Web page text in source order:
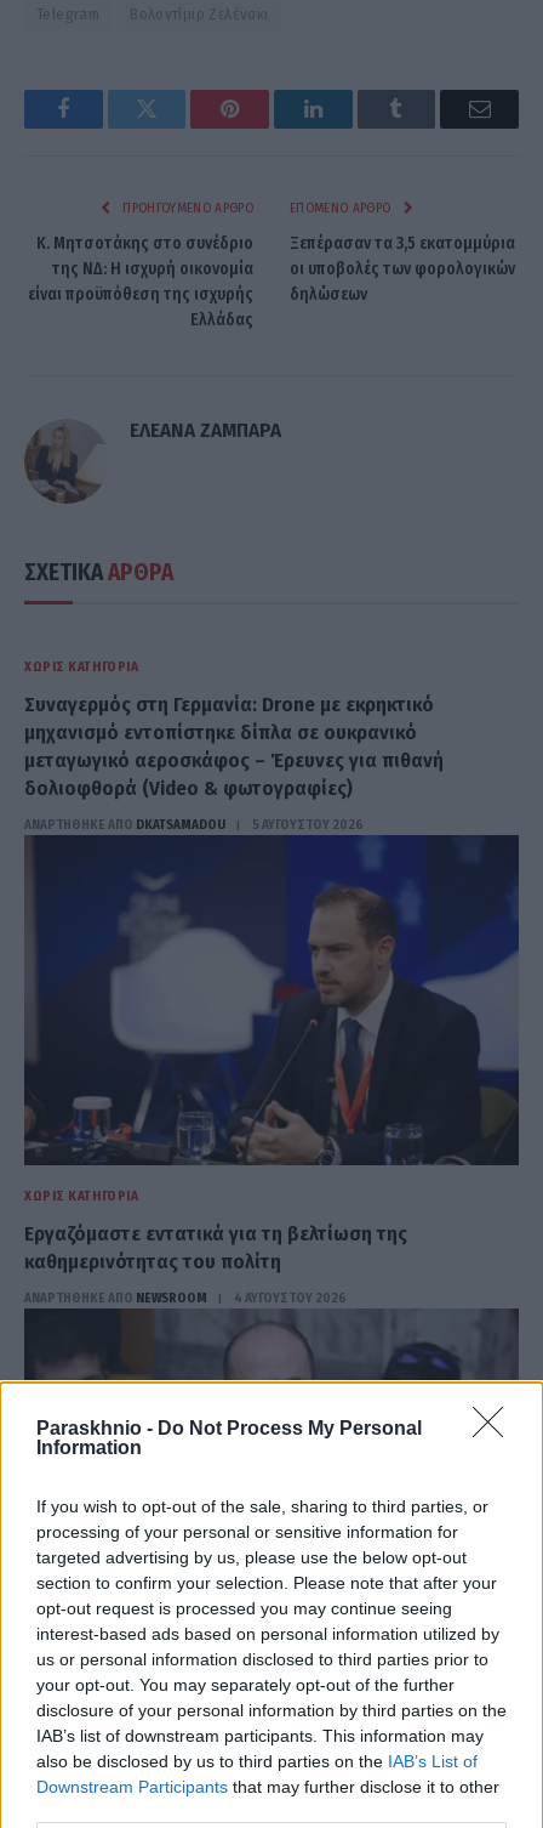
Paraskhnio - Do Not Process My Personal
Information
If you wish to opt-out of the sale, sharing to third parties, or
processing of your personal or sensitive information for
targeted advertising by us, please use the below opt-out
section to confirm your selection. Please note that after your
opt-out request is processed you may continue seeing
interest-based ads based on personal information utilized by
us or personal information disclosed to third parties prior to
your opt-out. You may separately opt-out of the further
disclosure of your personal information by third parties on the
IAB’s list of downstream participants. This information may
also be disclosed by us to third parties on the IAB’s List of
Downstream Participants that may further disclose it to other
Telegram Βολοντίμιρ Ζελένσκι
FacebookTwitter Pinterest LinkedInTumblr Email
ΠΡΟΗΓΟΎΜΕΝΟ ΆΡΘΡΟ
Κ. Μητσοτάκης στο συνέδριο
της ΝΔ: Η ισχυρή οικονομία
είναι προϋπόθεση της ισχυρής
Ελλάδας
ΕΠΌΜΕΝΟ ΆΡΘΡΟ
Ξεπέρασαν τα 3,5 εκατομμύρια
οι υποβολές των φορολογικών
δηλώσεων
ΕΛΕΑΝΑ ΖΑΜΠΑΡΑ
ΣΧΕΤΙΚΑΑΡΘΡΑ
ΧΩΡΊΣ ΚΑΤΗΓΟΡΊΑ
Συναγερμός στη Γερμανία: Drone με εκρηκτικό
μηχανισμό εντοπίστηκε δίπλα σε ουκρανικό
μεταγωγικό αεροσκάφος – Έρευνες για πιθανή
δολιοφθορά (Video & φωτογραφίες)
ΑΝΑΡΤΗΘΗΚΕ ΑΠΟ DKATSAMADOU 5 ΑΥΓΟΎΣΤΟΥ 2026
ΧΩΡΊΣ ΚΑΤΗΓΟΡΊΑ
Εργαζόμαστε εντατικά για τη βελτίωση της
καθημερινότητας του πολίτη
ΑΝΑΡΤΗΘΗΚΕ ΑΠΟ NEWSROOM 4 ΑΥΓΟΎΣΤΟΥ 2026
ΧΩΡΊΣ ΚΑΤΗΓΟΡΊΑ
«Ευθύνη μας είναι να δίνουμε λύσεις στα προβλήματα
των πολιτών»
ΑΝΑΡΤΗΘΗΚΕ ΑΠΟNEWSROOM 30 ΙΟΥΛΊΟΥ 2026